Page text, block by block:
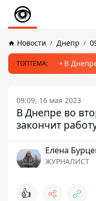
Новости Днепр
ТОПТЕМА: В
09:09, 16 мая 2023
В Днепре во
закончит
Елена
ЖУРНАЛИСТ
👍